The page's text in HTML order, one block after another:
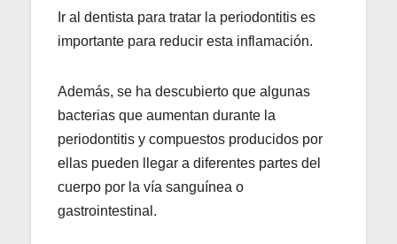
Ir al dentista para tratar la periodontitis es
importante para reducir esta inflamación.
Además, se ha descubierto que algunas
bacterias que aumentan durante la
periodontitis y compuestos producidos por
ellas pueden llegar a diferentes partes del
cuerpo por la vía sanguínea o
gastrointestinal.